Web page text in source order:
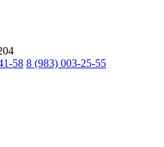
58 8 (983) 003-25-55